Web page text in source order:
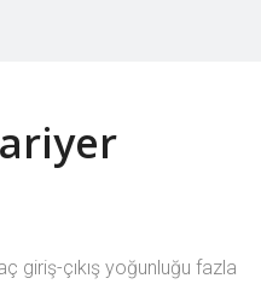
giriş-çıkış yoğunluğu fazla